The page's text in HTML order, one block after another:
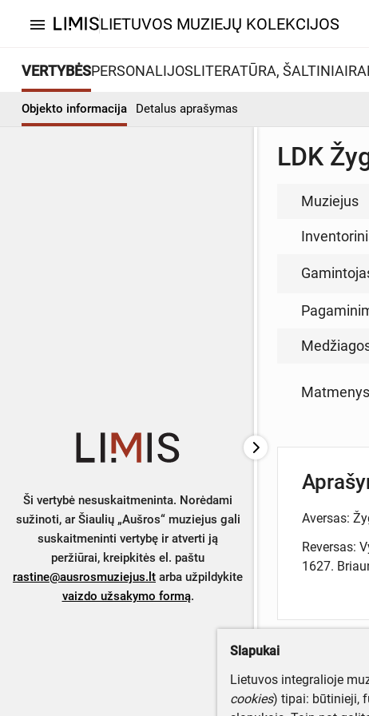
menu LIETUVOS MUZIEJŲ KOLEKCIJOS
VERTYBĖSPERSONALIJOSLITERATŪRA, ŠALTINIAI
Objekto informacija Detalus aprašymas
Ši vertybė nesuskaitmeninta. Norėdami
sužinoti, ar Šiaulių „Aušros“ muziejus gali
suskaitmeninti vertybę ir atverti ją
peržiūrai, kreipkitės el. paštu
rastine@ausrosmuziejus.lt arba užpildykite
vaizdo užsakymo formą.
LDK
Muziejus
Matmenys
Aversas:
Reversas:
1627.
Turite
Parašykite
Slapukai
Lietuvos integralioje
cookies) tipai: būtinieji,